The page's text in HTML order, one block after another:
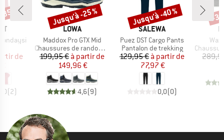
réduit
de
(2)
%
MARQUE
LOWA
Article
Maddox Pro GTX Mid
Product group
Chaussures de randonnée
Prix
199,95 € Prix réduit
à partir de
149,96 €
4,6(9)
Remise
Jusqu'à -25 %
MARQUE
SALEWA
Article
Puez DST Cargo Pants
Product group
Pantalon de trekking
Prix
129,95 € Prix réduit
à partir de
77,97 €
0,0(0)
Remise
Jusqu'à -40 %
Product
-